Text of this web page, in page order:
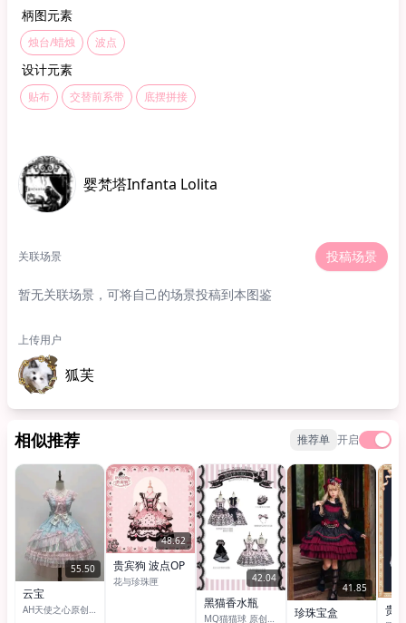
柄图元素
烛台/蜡烛 波点
设计元素
贴布 交替前系带 底摆拼接
婴梵塔Infanta Lolita
关联场景 投稿场景
暂无关联场景，可将自己的场景投稿到本图鉴
上传用户
狐芙
相似推荐 推荐单 开启
55.50
云宝
48.62
贵宾狗 波点OP
花与珍珠匣 42.04
黑猫香水瓶
MQ猫猫球 原创设计
41.85
珍珠宝盒 贵